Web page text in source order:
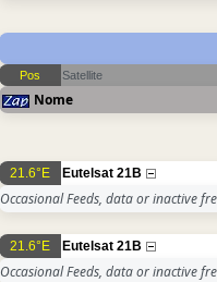
Pos Satellite
Nome
21.6°E Eutelsat 21B
Occasional Feeds, data or inactive
21.6°E Eutelsat 21B
Occasional Feeds, data or inactive